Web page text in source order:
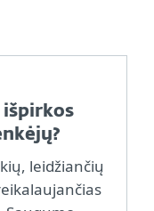
išpirkos
leidžiančių